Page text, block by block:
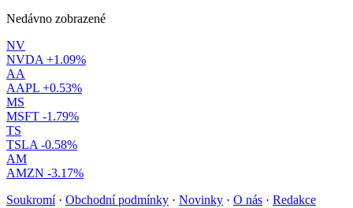
Nedávno zobrazené
NV
NVDA +1.09%
AA
AAPL +0.53%
MS
MSFT -1.79%
TS
TSLA -0.58%
AM
AMZN -3.17%
Soukromí · Obchodní podmínky · Novinky · O nás · Redakce